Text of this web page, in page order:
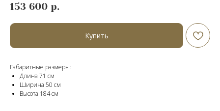
153 600 р.
Купить
Габаритные размеры:
Длина 71 см
Ширина 50 см
Высота 184 cм